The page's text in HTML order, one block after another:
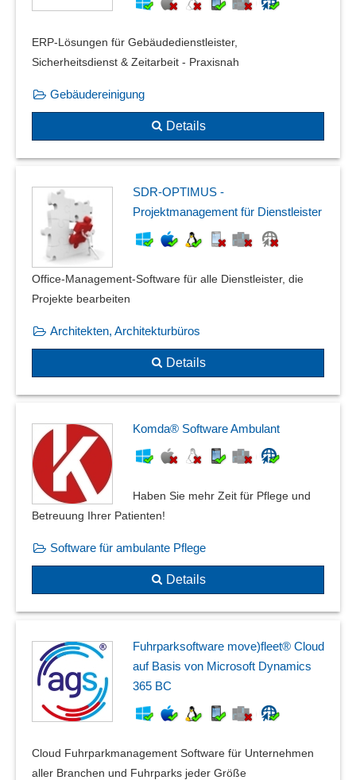
ERP-Lösungen für Gebäudedienstleister,
Sicherheitsdienst & Zeitarbeit - Praxisnah
Gebäudereinigung
Details
SDR-OPTIMUS -
Projektmanagement für Dienstleister
Office-Management-Software für alle Dienstleister, die
Projekte bearbeiten
Architekten, Architekturbüros
Details
Komda® Software Ambulant
Haben Sie mehr Zeit für Pflege und
Betreuung Ihrer Patienten!
Software für ambulante Pflege
Details
Fuhrparksoftware move)fleet® Cloud
auf Basis von Microsoft Dynamics
365 BC
Cloud Fuhrparkmanagement Software für Unternehmen
aller Branchen und Fuhrparks jeder Größe